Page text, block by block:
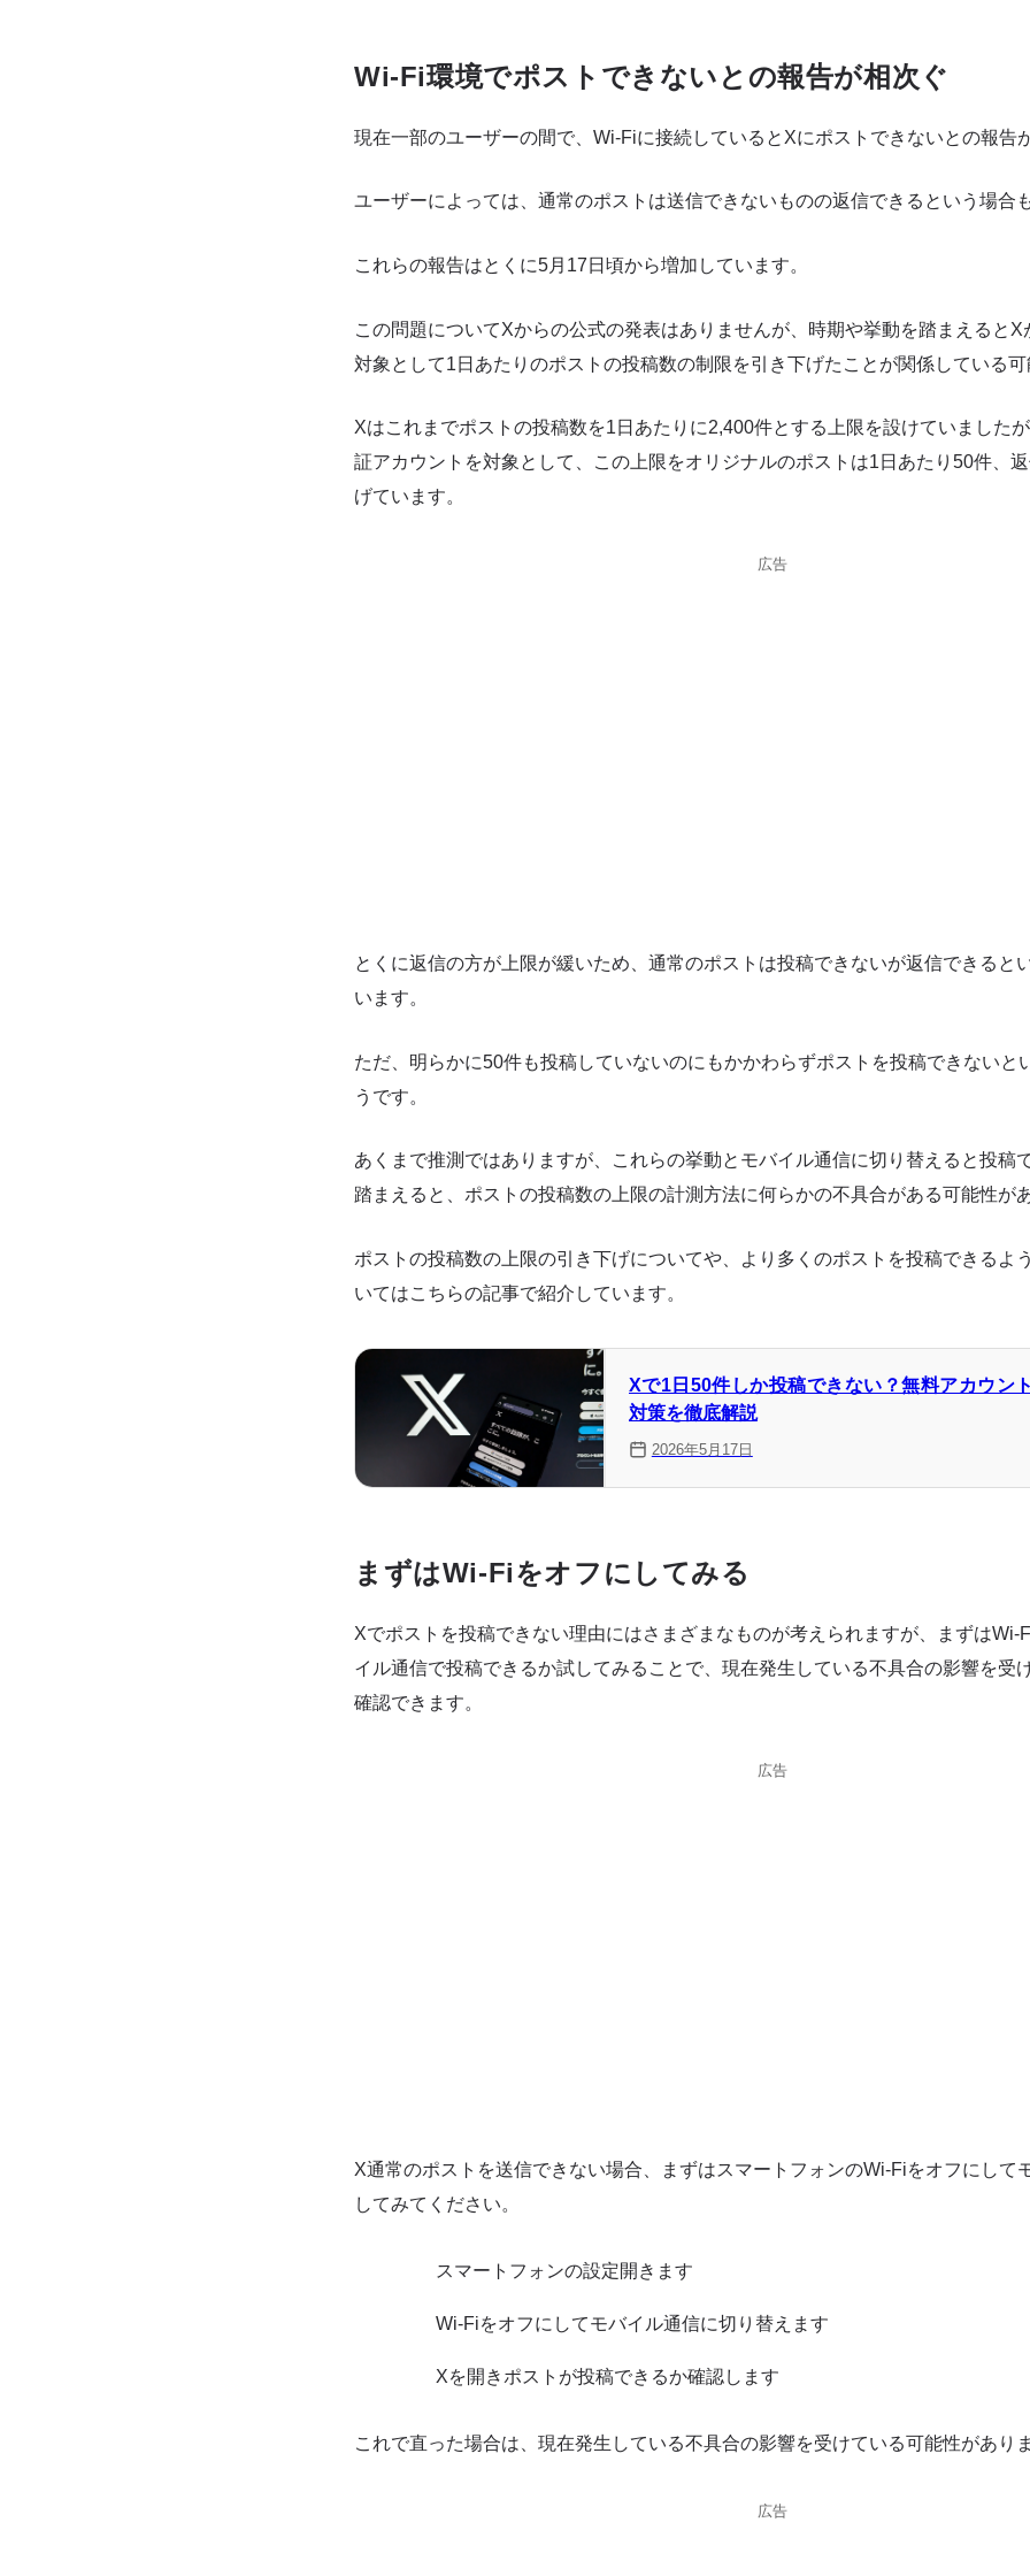
Wi-Fi環境でポストできないとの報告が相次ぐ
現在一部のユーザーの間で、Wi-Fiに接続しているとXにポストできないとの報告
ユーザーによっては、通常のポストは送信できないものの返信できるという場合
これらの報告はとくに5月17日頃から増加しています。
この問題についてXからの公式の発表はありませんが、時期や挙動を踏まえるとX
対象として1日あたりのポストの投稿数の制限を引き下げたことが関係している可
Xはこれまでポストの投稿数を1日あたりに2,400件とする上限を設けていました
証アカウントを対象として、この上限をオリジナルのポストは1日あたり50件、
げています。
広告
とくに返信の方が上限が緩いため、通常のポストは投稿できないが返信できると
います。
ただ、明らかに50件も投稿していないのにもかかわらずポストを投稿できないと
うです。
あくまで推測ではありますが、これらの挙動とモバイル通信に切り替えると投稿
踏まえると、ポストの投稿数の上限の計測方法に何らかの不具合がある可能性が
ポストの投稿数の上限の引き下げについてや、より多くのポストを投稿できるよ
いてはこちらの記事で紹介しています。
Xで1日50件しか投稿できない？無料アカウン
対策を徹底解説
2026年5月17日
まずはWi-Fiをオフにしてみる
Xでポストを投稿できない理由にはさまざまなものが考えられますが、まずはWi-
イル通信で投稿できるか試してみることで、現在発生している不具合の影響を受
確認できます。
広告
X通常のポストを送信できない場合、まずはスマートフォンのWi-Fiをオフにして
してみてください。
スマートフォンの設定開きます
Wi-Fiをオフにしてモバイル通信に切り替えます
Xを開きポストが投稿できるか確認します
これで直った場合は、現在発生している不具合の影響を受けている可能性がありま
広告